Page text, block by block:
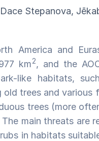
Stepanova,
America and
km2, and the
like habitats,
trees and various
trees (more
main threats are
in habitats